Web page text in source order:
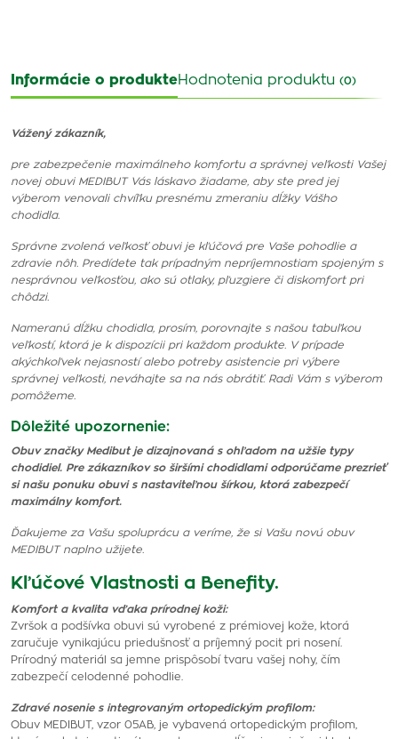
Informácie o produkteHodnotenia produktu (0)
Vážený zákazník,
pre zabezpečenie maximálneho komfortu a správnej veľkosti Vašej
novej obuvi MEDIBUT Vás láskavo žiadame, aby ste pred jej
výberom venovali chvíľku presnému zmeraniu dĺžky Vášho
chodidla.
Správne zvolená veľkosť obuvi je kľúčová pre Vaše pohodlie a
zdravie nôh. Predídete tak prípadným nepríjemnostiam spojeným s
nesprávnou veľkosťou, ako sú otlaky, pľuzgiere či diskomfort pri
chôdzi.
Nameranú dĺžku chodidla, prosím, porovnajte s našou tabuľkou
veľkostí, ktorá je k dispozícii pri každom produkte. V prípade
akýchkoľvek nejasností alebo potreby asistencie pri výbere
správnej veľkosti, neváhajte sa na nás obrátiť. Radi Vám s výberom
pomôžeme.
Dôležité upozornenie:
Obuv značky Medibut je dizajnovaná s ohľadom na užšie typy
chodidiel. Pre zákazníkov so širšími chodidlami odporúčame prezrieť
si našu ponuku obuvi s nastaviteľnou šírkou, ktorá zabezpečí
maximálny komfort.
Ďakujeme za Vašu spoluprácu a veríme, že si Vašu novú obuv
MEDIBUT naplno užijete.
Kľúčové Vlastnosti a Benefity.
Komfort a kvalita vďaka prírodnej koži:
Zvršok a podšívka obuvi sú vyrobené z prémiovej kože, ktorá
zaručuje vynikajúcu priedušnosť a príjemný pocit pri nosení.
Prírodný materiál sa jemne prispôsobí tvaru vašej nohy, čím
zabezpečí celodenné pohodlie.
Zdravé nosenie s integrovaným ortopedickým profilom:
Obuv MEDIBUT, vzor 05AB, je vybavená ortopedickým profilom,